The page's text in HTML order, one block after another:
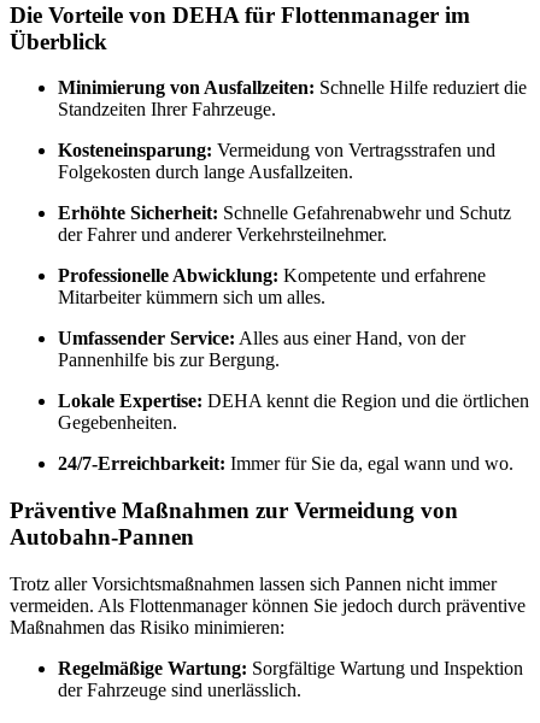
Die Vorteile von DEHA für Flottenmanager im
Überblick
Minimierung von Ausfallzeiten: Schnelle Hilfe reduziert die
Standzeiten Ihrer Fahrzeuge.
Kosteneinsparung: Vermeidung von Vertragsstrafen und
Folgekosten durch lange Ausfallzeiten.
Erhöhte Sicherheit: Schnelle Gefahrenabwehr und Schutz
der Fahrer und anderer Verkehrsteilnehmer.
Professionelle Abwicklung: Kompetente und erfahrene
Mitarbeiter kümmern sich um alles.
Umfassender Service: Alles aus einer Hand, von der
Pannenhilfe bis zur Bergung.
Lokale Expertise: DEHA kennt die Region und die örtlichen
Gegebenheiten.
24/7-Erreichbarkeit: Immer für Sie da, egal wann und wo.
Präventive Maßnahmen zur Vermeidung von
Autobahn-Pannen
Trotz aller Vorsichtsmaßnahmen lassen sich Pannen nicht immer
vermeiden. Als Flottenmanager können Sie jedoch durch präventive
Maßnahmen das Risiko minimieren:
Regelmäßige Wartung: Sorgfältige Wartung und Inspektion
der Fahrzeuge sind unerlässlich.